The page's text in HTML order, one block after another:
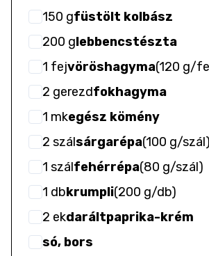
150 gfüstölt kolbász
200 glebbencstészta
1 fejvöröshagyma(120 g/
2 gerezdfokhagyma
1 mkegész kömény
2 szálsárgarépa(100 g/szál)
1 szálfehérrépa(80 g/szál)
1 dbkrumpli(200 g/db)
2 ekdaráltpaprika-krém
só, bors